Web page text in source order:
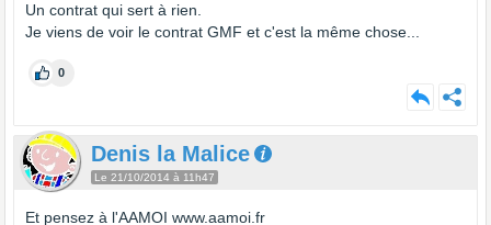
Un contrat qui sert à rien.
Je viens de voir le contrat GMF et c'est la même chose...
0
Denis la Malice
Le 21/10/2014 à 11h47
Et pensez à l'AAMOI www.aamoi.fr